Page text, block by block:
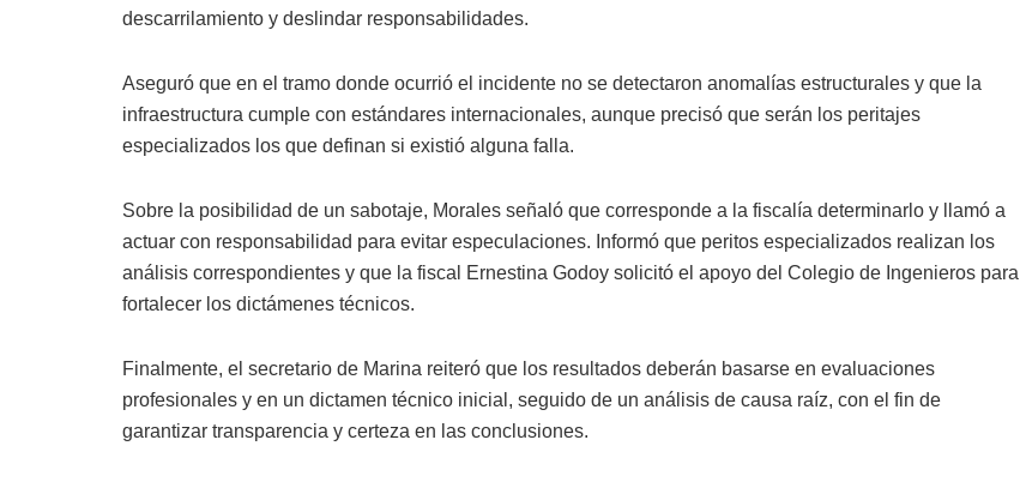
descarrilamiento y deslindar responsabilidades.
Aseguró que en el tramo donde ocurrió el incidente no se detectaron anomalías estructurales y que la
infraestructura cumple con estándares internacionales, aunque precisó que serán los peritajes
especializados los que definan si existió alguna falla.
Sobre la posibilidad de un sabotaje, Morales señaló que corresponde a la fiscalía determinarlo y llamó a
actuar con responsabilidad para evitar especulaciones. Informó que peritos especializados realizan los
análisis correspondientes y que la fiscal Ernestina Godoy solicitó el apoyo del Colegio de Ingenieros para
fortalecer los dictámenes técnicos.
Finalmente, el secretario de Marina reiteró que los resultados deberán basarse en evaluaciones
profesionales y en un dictamen técnico inicial, seguido de un análisis de causa raíz, con el fin de
garantizar transparencia y certeza en las conclusiones.